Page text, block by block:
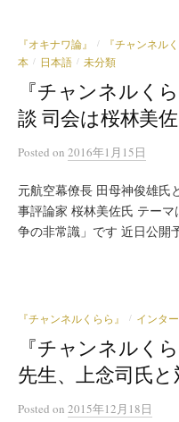
『オキナワ論』 / 『チャンネル
本 / 日本語 / 未分類
『チャンネルく
談 司会は桜林美
Posted on 2016年1月15日
元航空幕僚長 田母神俊雄氏
事評論家 桜林美佐氏 テー
争の非常識」です 近日公開
『チャンネルくらら』 / インタ
『チャンネルく
先生、上念司氏と
Posted on 2015年12月18日